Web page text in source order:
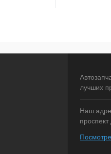
Сравнение Купить в 1
лучших
Наш
проспект